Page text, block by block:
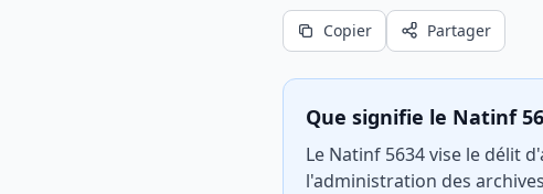
Copier Partager
Que signifie le Natinf
Le Natinf 5634 vise le délit
l'administration des